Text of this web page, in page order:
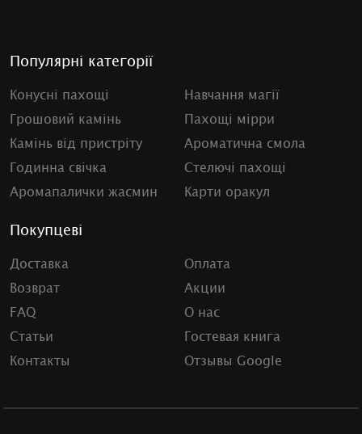
Популярні категорії
Конусні пахощі
Навчання магії
Грошовий камінь
Пахощі мірри
Камінь від пристріту
Ароматична смола
Годинна свічка
Стелючі пахощі
Аромапалички жасмин
Карти оракул
Покупцеві
Доставка
Оплата
Возврат
Акции
FAQ
О нас
Статьи
Гостевая книга
Контакты
Отзывы Google